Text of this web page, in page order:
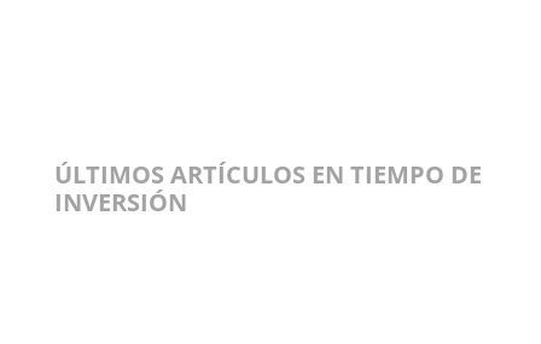
ÚLTIMOS ARTÍCULOS EN TIEMPO DE
INVERSIÓN